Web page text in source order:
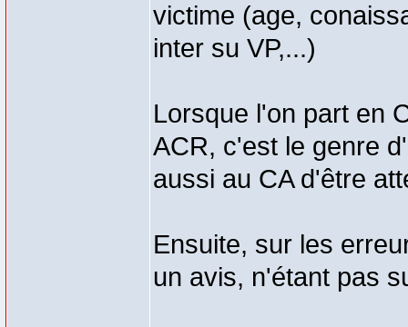
victime (age,
inter su VP,...)
Lorsque l'on part en
ACR, c'est le genre
aussi au CA d'être
Ensuite, sur les
un avis, n'étant pas